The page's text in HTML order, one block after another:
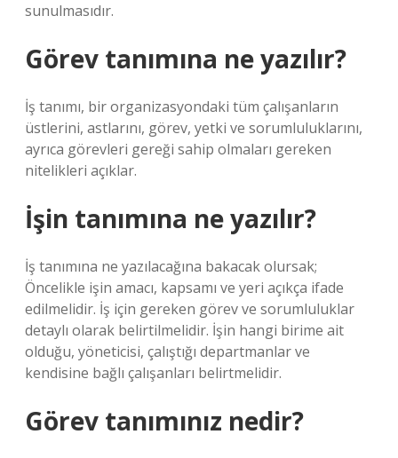
sunulmasıdır.
Görev tanımına ne yazılır?
İş tanımı, bir organizasyondaki tüm çalışanların
üstlerini, astlarını, görev, yetki ve sorumluluklarını,
ayrıca görevleri gereği sahip olmaları gereken
nitelikleri açıklar.
İşin tanımına ne yazılır?
İş tanımına ne yazılacağına bakacak olursak;
Öncelikle işin amacı, kapsamı ve yeri açıkça ifade
edilmelidir. İş için gereken görev ve sorumluluklar
detaylı olarak belirtilmelidir. İşin hangi birime ait
olduğu, yöneticisi, çalıştığı departmanlar ve
kendisine bağlı çalışanları belirtmelidir.
Görev tanımınız nedir?